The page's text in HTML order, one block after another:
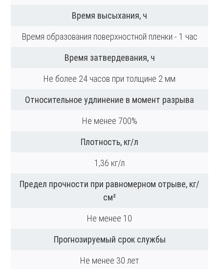
Время высыхания, ч
Время образования поверхностной пленки - 1 час
Время затвердевания, ч
Не более 24 часов при толщине 2 мм
Относительное удлинение в момент разрыва
Не менее 700%
Плотность, кг/л
1,36 кг/л
Предел прочности при равномерном отрыве, кг/
см²
Не менее 10
Прогнозируемый срок службы
Не менее 30 лет